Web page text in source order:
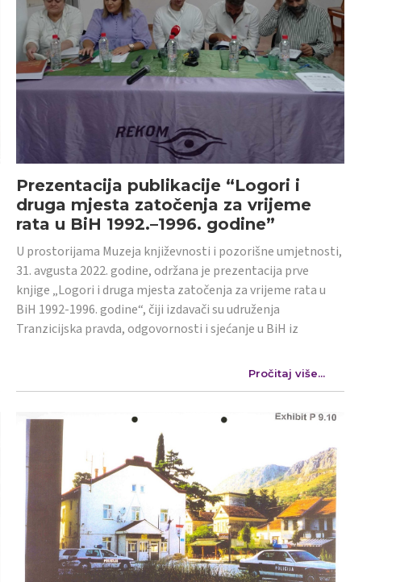
Prezentacija publikacije “Logori i
druga mjesta zatočenja za vrijeme
rata u BiH 1992.–1996. godine”
U prostorijama Muzeja književnosti i pozorišne umjetnosti,
31. avgusta 2022. godine, održana je prezentacija prve
knjige „Logori i druga mjesta zatočenja za vrijeme rata u
BiH 1992-1996. godine“, čiji izdavači su udruženja
Tranzicijska pravda, odgovornosti i sjećanje u BiH iz
Pročitaj više...